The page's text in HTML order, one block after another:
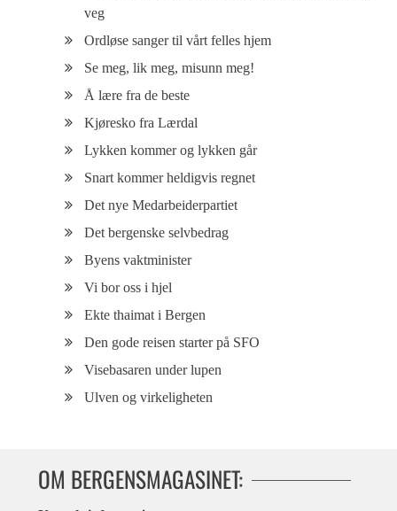
veg
Ordløse sanger til vårt felles hjem
Se meg, lik meg, misunn meg!
Å lære fra de beste
Kjøresko fra Lærdal
Lykken kommer og lykken går
Snart kommer heldigvis regnet
Det nye Medarbeiderpartiet
Det bergenske selvbedrag
Byens vaktminister
Vi bor oss i hjel
Ekte thaimat i Bergen
Den gode reisen starter på SFO
Visebasaren under lupen
Ulven og virkeligheten
OM BERGENSMAGASINET: